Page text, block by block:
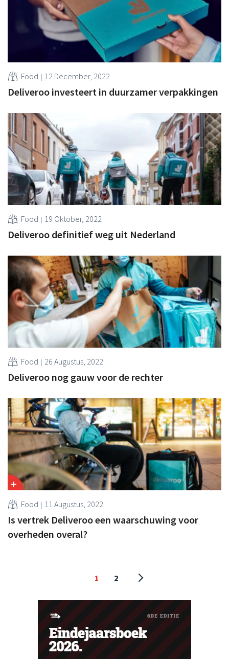
Food 12 December, 2022
Deliveroo investeert in duurzamer verpakkingen
Food 19 Oktober, 2022
Deliveroo definitief weg uit Nederland
Food 26 Augustus, 2022
Deliveroo nog gauw voor de rechter
Food 11 Augustus, 2022
Is vertrek Deliveroo een waarschuwing voor
overheden overal?
1 2